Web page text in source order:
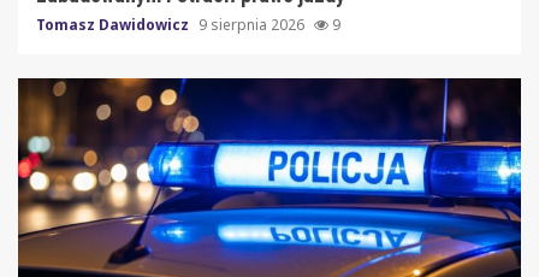
Tomasz Dawidowicz 9 sierpnia 2026 9